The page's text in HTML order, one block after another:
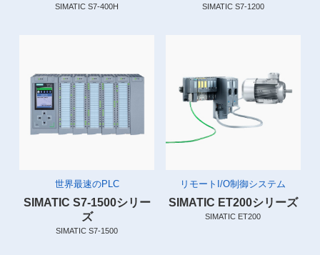
SIMATIC S7-400H SIMATIC S7-1200
世界最速のPLC
SIMATIC S7-1500シリー
ズ
SIMATIC S7-1500
リモートI/O制御システム
SIMATIC ET200シリーズ
SIMATIC ET200